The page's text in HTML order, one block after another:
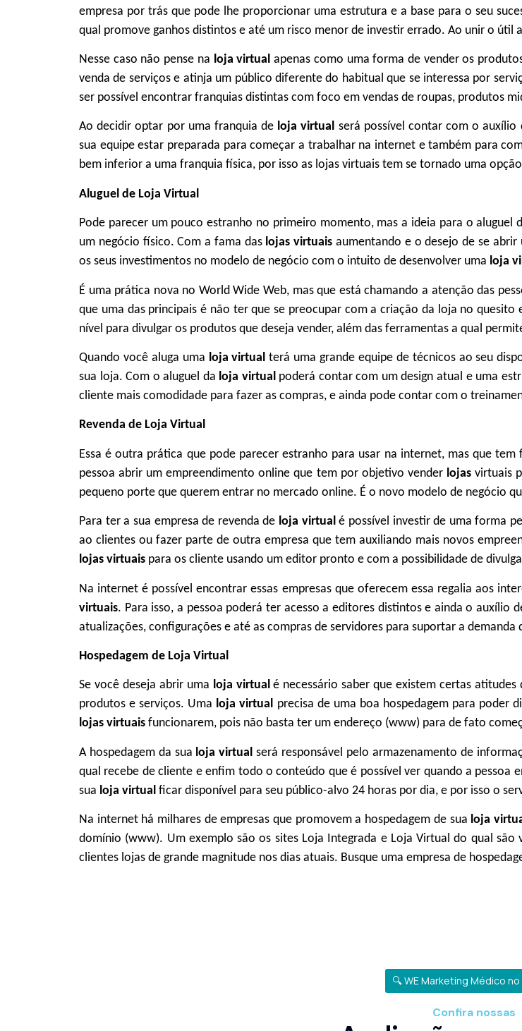
empresa por trás que pode lhe proporcionar uma estrutura e a base para o seu
qual promove ganhos distintos e até um risco menor de investir errado. Ao unir o útil
Nesse caso não pense na loja virtualapenas como uma forma de vender os
venda de serviços e atinja um público diferente do habitual que se interessa por
ser possível encontrar franquias distintas com foco em vendas de roupas, produtos
Ao decidir optar por uma franquia de loja virtual será possível contar com o auxílio
sua equipe estar preparada para começar a trabalhar na internet e também para
bem inferior a uma franquia física, por isso as lojas virtuais tem se tornado uma
Aluguel de Loja Virtual
Pode parecer um pouco estranho no primeiro momento, mas a ideia para o aluguel
um negócio físico. Com a fama das lojas virtuaisaumentando e o desejo de se
os seus investimentos no modelo de negócio com o intuito de desenvolver uma loja
É uma prática nova no World Wide Web, mas que está chamando a atenção das
que uma das principais é não ter que se preocupar com a criação da loja no quesito
nível para divulgar os produtos que deseja vender, além das ferramentas a qual
Quando você aluga uma loja virtualterá uma grande equipe de técnicos ao seu
sua loja. Com o aluguel da loja virtual poderá contar com um design atual e uma
cliente mais comodidade para fazer as compras, e ainda pode contar com o
Revenda de Loja Virtual
Essa é outra prática que pode parecer estranho para usar na internet, mas que tem
pessoa abrir um empreendimento online que tem por objetivo vender lojasvirtuais
pequeno porte que querem entrar no mercado online. É o novo modelo de negócio
Para ter a sua empresa de revenda de loja virtualé possível investir de uma forma
ao clientes ou fazer parte de outra empresa que tem auxiliando mais novos
lojas virtuais para os cliente usando um editor pronto e com a possibilidade de
Na internet é possível encontrar essas empresas que oferecem essa regalia aos
virtuais. Para isso, a pessoa poderá ter acesso a editores distintos e ainda o
atualizações, configurações e até as compras de servidores para suportar a demanda
Hospedagem de Loja Virtual
Se você deseja abrir uma loja virtualé necessário saber que existem certas
produtos e serviços. Uma loja virtual precisa de uma boa hospedagem para poder
lojas virtuais funcionarem, pois não basta ter um endereço (www) para de fato
A hospedagem da sua loja virtualserá responsável pelo armazenamento de
qual recebe de cliente e enfim todo o conteúdo que é possível ver quando a pessoa
sua loja virtual ficar disponível para seu público-alvo 24 horas por dia, e por isso o
Na internet há milhares de empresas que promovem a hospedagem de sua loja
domínio (www). Um exemplo são os sites Loja Integrada e Loja Virtual do qual são
clientes lojas de grande magnitude nos dias atuais. Busque uma empresa de
🔍 WE Marketing Médico
Confira nossas